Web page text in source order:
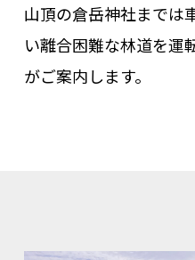
山頂の倉岳神社までは
い離合困難な林道を運
がご案内します。